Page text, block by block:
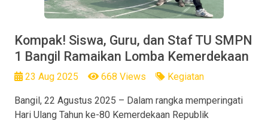
Kompak! Siswa, Guru, dan Staf TU SMPN
1 Bangil Ramaikan Lomba Kemerdekaan
23 Aug 2025 668 Views Kegiatan
Bangil, 22 Agustus 2025 – Dalam rangka memperingati
Hari Ulang Tahun ke-80 Kemerdekaan Republik